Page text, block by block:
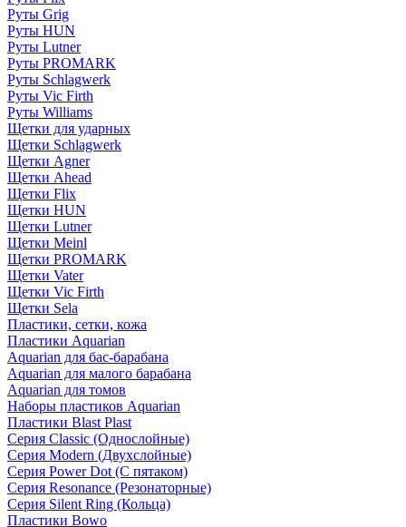
Руты Grig
Руты HUN
Руты Lutner
Руты PROMARK
Руты Schlagwerk
Руты Vic Firth
Руты Williams
Щетки для ударных
Щетки Schlagwerk
Щетки Agner
Щетки Ahead
Щетки Flix
Щетки HUN
Щетки Lutner
Щетки Meinl
Щетки PROMARK
Щетки Vater
Щетки Vic Firth
Щетки Sela
Пластики, сетки, кожа
Пластики Aquarian
Aquarian для бас-барабана
Aquarian для малого барабана
Aquarian для томов
Наборы пластиков Aquarian
Пластики Blast Plast
Серия Classic (Однослойные)
Серия Modern (Двухслойные)
Серия Power Dot (С пятаком)
Серия Resonance (Резонаторные)
Серия Silent Ring (Кольца)
Пластики Bowo